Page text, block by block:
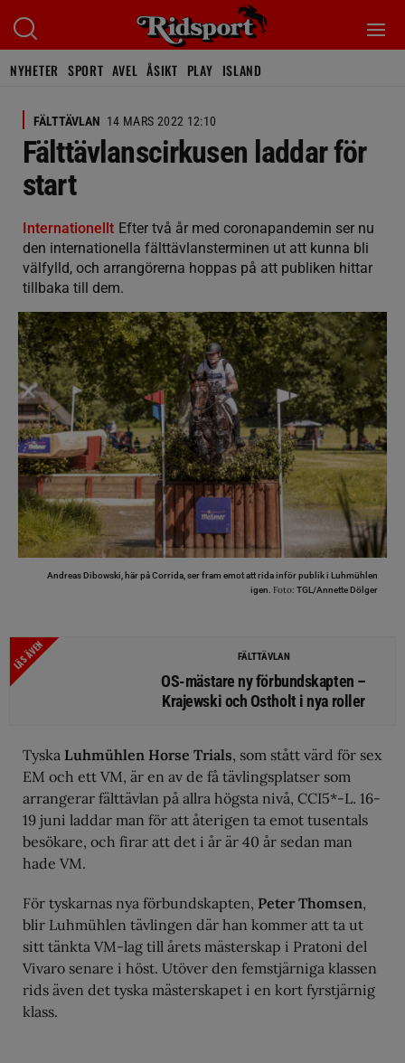
NYHETER SPORT AVEL ÅSIKT PLAY ISLAND
FÄLTTÄVLAN 14 MARS 2022 12:10
Fälttävlanscirkusen laddar för
start
Internationellt Efter två år med coronapandemin ser nu
den internationella fälttävlansterminen ut att kunna bli
välfylld, och arrangörerna hoppas på att publiken hittar
tillbaka till dem.
Andreas Dibowski, här på Corrida, ser fram emot att rida inför publik i Luhmühlen
igen. Foto: TGL/Annette Dölger
LÄS ÄVEN FÄLTTÄVLAN
OS-mästare ny förbundskapten –
Krajewski och Ostholt i nya roller
Tyska Luhmühlen Horse Trials, som stått värd för sex
EM och ett VM, är en av de få tävlingsplatser som
arrangerar fälttävlan på allra högsta nivå, CCI5*-L. 16-
19 juni laddar man för att återigen ta emot tusentals
besökare, och firar att det i år är 40 år sedan man
hade VM.
För tyskarnas nya förbundskapten, Peter Thomsen,
blir Luhmühlen tävlingen där han kommer att ta ut
sitt tänkta VM-lag till årets mästerskap i Pratoni del
Vivaro senare i höst. Utöver den femstjärniga klassen
rids även det tyska mästerskapet i en kort fyrstjärnig
klass.